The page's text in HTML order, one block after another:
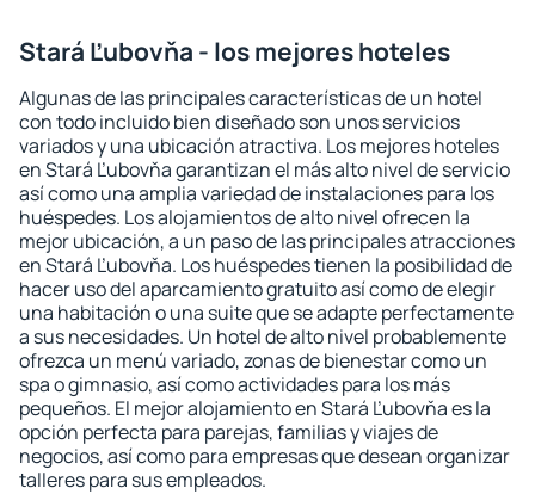
Stará Ľubovňa - los mejores hoteles
Algunas de las principales características de un hotel
con todo incluido bien diseñado son unos servicios
variados y una ubicación atractiva. Los mejores hoteles
en Stará Ľubovňa garantizan el más alto nivel de servicio
así como una amplia variedad de instalaciones para los
huéspedes. Los alojamientos de alto nivel ofrecen la
mejor ubicación, a un paso de las principales atracciones
en Stará Ľubovňa. Los huéspedes tienen la posibilidad de
hacer uso del aparcamiento gratuito así como de elegir
una habitación o una suite que se adapte perfectamente
a sus necesidades. Un hotel de alto nivel probablemente
ofrezca un menú variado, zonas de bienestar como un
spa o gimnasio, así como actividades para los más
pequeños. El mejor alojamiento en Stará Ľubovňa es la
opción perfecta para parejas, familias y viajes de
negocios, así como para empresas que desean organizar
talleres para sus empleados.